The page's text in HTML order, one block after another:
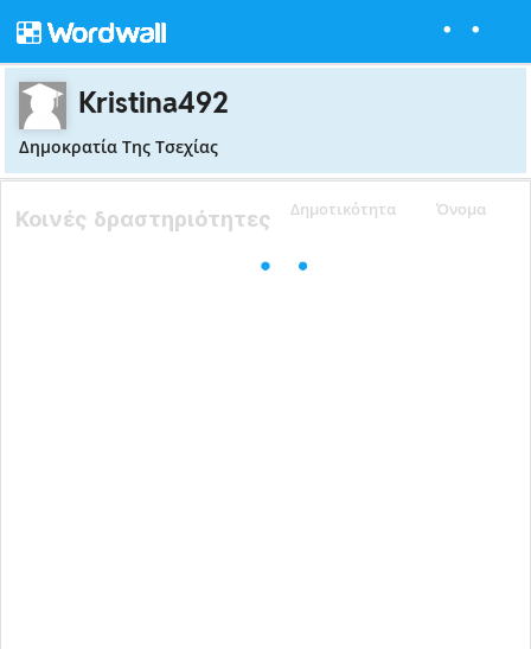
Kristina492
Δημοκρατία Της Τσεχίας
Δημοτικότητα Όνομα
Κοινές δραστηριότητες